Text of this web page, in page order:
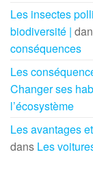
Les insectes
biodiversité |
conséquences
Les
Changer ses
l’écosystème
Les avantages
dans Les